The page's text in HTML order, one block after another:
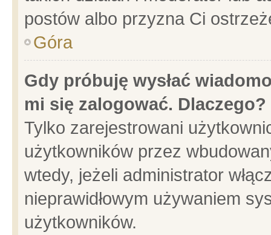
postów albo przyzna Ci
Góra
Gdy próbuję wysłać
mi się zalogować. Dlaczego?
Tylko zarejestrowani
użytkowników przez
wtedy, jeżeli administrator
nieprawidłowym używaniem
użytkowników.